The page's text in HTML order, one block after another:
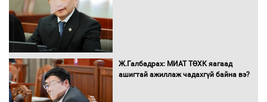
Бүх шатанд хэмнэлтийн горимд
шилжиж, найр наадам, зөвлөгөөн,
Ж.Галбадрах: МИАТ ТӨХК яагаад
ашигтай ажиллаж чадахгүй байна вэ?